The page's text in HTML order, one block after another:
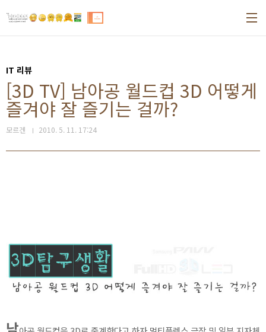
IT 리뷰
[3D TV] 남아공 월드컵 3D 어떻게
즐겨야 잘 즐기는 걸까?
모르겐 2010. 5. 11. 17:24